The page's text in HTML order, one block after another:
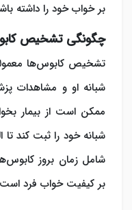
بر خواب خود را داشته
چگونگی تشخیص
تشخیص کابوس‌ها
شبانه او و مشاهدات
ممکن است از بیمار
شبانه خود را ثبت کند
شامل زمان بروز
بر کیفیت خواب فرد